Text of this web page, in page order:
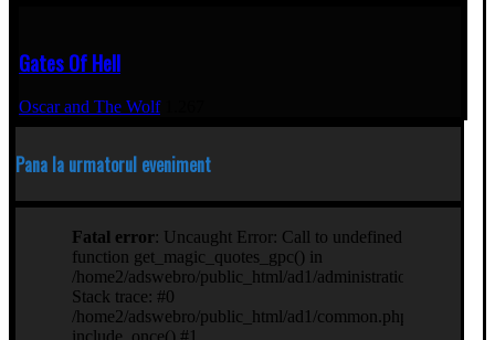
Gates Of Hell
Oscar and The Wolf
Pana la urmatorul eveniment